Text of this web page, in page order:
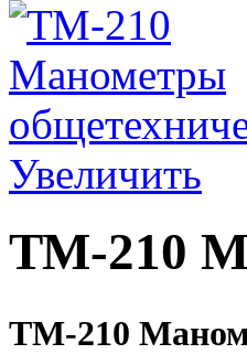
Увеличить
ТМ-210
ТМ-210